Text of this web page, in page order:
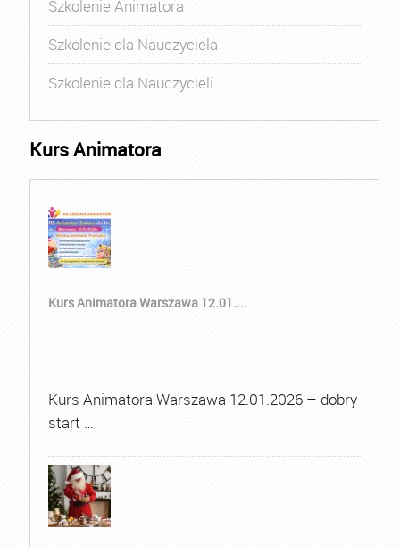
Szkolenie Animatora
Szkolenie dla Nauczyciela
Szkolenie dla Nauczycieli
Kurs Animatora
Kurs Animatora Warszawa 12.01....
Kurs Animatora Warszawa 12.01.2026 – dobry
start …